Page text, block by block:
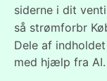
siderne i dit
så strømforbr
Dele af
med hjælp fra AI.